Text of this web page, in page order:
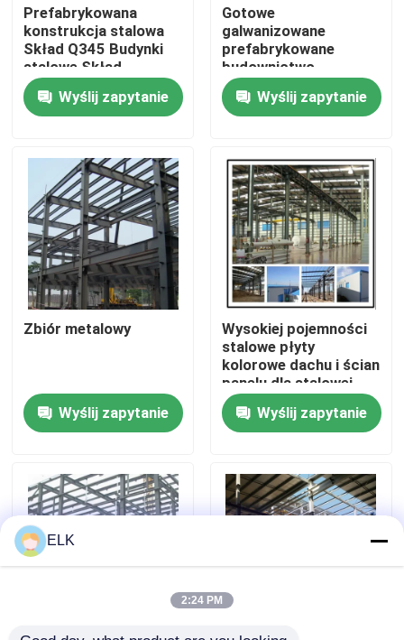
Nowości
Sprawy
Poproś o wycenę
Magazyn Konstrukcji Stalowych
Warsztat Konstrukcji Stalowych
Budynek konstrukcji stalowej
Budowla magazynu prefabrykowanego
Budynki biurowe ze stali
Wyrobek stalowy konstrukcyjny
Prefabrykowana
konstrukcja stalowa
Skład Q345 Budynki
stalowe Skład
Wyślij zapytanie
Gotowe
galwanizowane
prefabrykowane
budownictwo
konstrukcja stalowa
budynki magazynowe
Wyślij zapytanie
Zbiór metalowy
Wyślij zapytanie
Wysokiej pojemności
stalowe płyty
kolorowe dachu i ścian
panelu dla stalowej
struktury magazynu
Wyślij zapytanie
ELK
2:24 PM